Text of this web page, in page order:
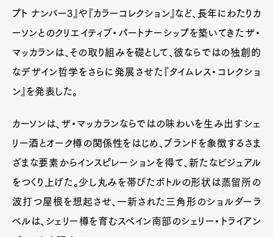
プト ナンバー3』や『カラーコレクション』など、長年にわたりカ
ーソンとのクリエイティブ・パートナーシップを築いてきたザ・
マッカランは、その取り組みを礎として、彼ならではの独創的
なデザイン哲学をさらに発展させた『タイムレス・コレクショ
ン』を発表した。
カーソンは、ザ・マッカランならではの味わいを生み出すシェ
リー酒とオーク樽の関係性をはじめ、ブランドを象徴するさま
ざまな要素からインスピレーションを得て、新たなビジュアル
をつくり上げた。少し丸みを帯びたボトルの形状は蒸留所の
波打つ屋根を想起させ、一新された三角形のショルダーラ
ベルは、シェリー樽を育むスペイン南部のシェリー・トライアン